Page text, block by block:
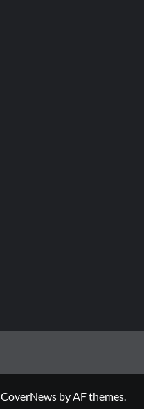
CoverNews by AF themes.